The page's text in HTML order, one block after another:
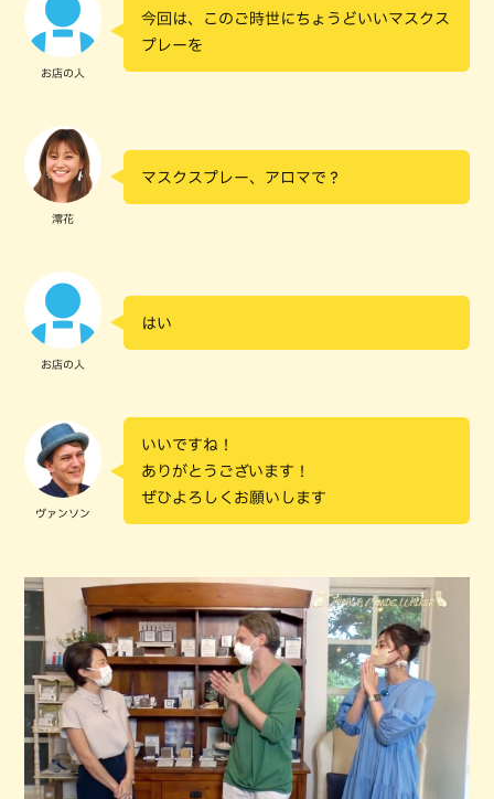
お店の人
今回は、このご時世にちょうどいいマスクス
プレーを
澪花
マスクスプレー、アロマで？
お店の人
はい
ヴァンソン
いいですね！
ありがとうございます！
ぜひよろしくお願いします